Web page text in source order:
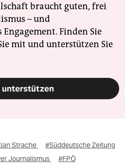
braucht guten, frei
– und
Finden Sie
mit und unterstützen Sie
Strache
#Süddeutsche Zeitung
Journalismus #FPÖ